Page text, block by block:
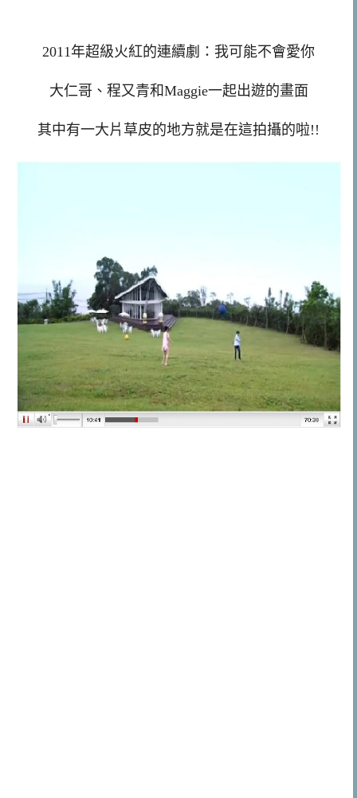
2011年超級火紅的連續劇：我可能不會愛你
大仁哥、程又青和Maggie一起出遊的畫面
其中有一大片草皮的地方就是在這拍攝的啦!!